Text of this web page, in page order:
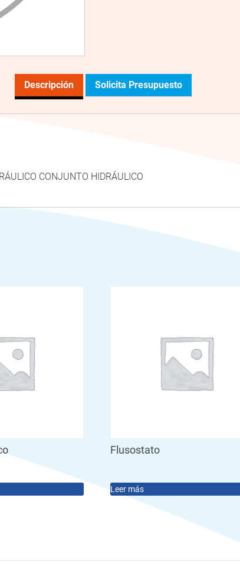
Descripción Solicita Presupuesto
CONJUNTO HIDRÁULICO
Flusostato
Leer más